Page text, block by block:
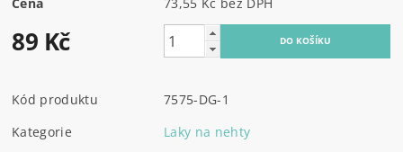
89 Kč
Kód produktu
7575-DG-1
Kategorie
Laky na nehty